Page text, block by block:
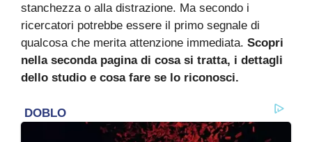
stanchezza o alla distrazione. Ma secondo i
ricercatori potrebbe essere il primo segnale di
qualcosa che merita attenzione immediata. Scopri
nella seconda pagina di cosa si tratta, i dettagli
dello studio e cosa fare se lo riconosci.